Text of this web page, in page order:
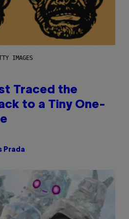
IMAGES
Traced the
to a Tiny One-
Prada